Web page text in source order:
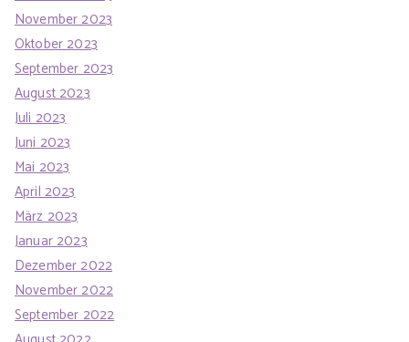
November 2023
Oktober 2023
September 2023
August 2023
Juli 2023
Juni 2023
Mai 2023
April 2023
März 2023
Januar 2023
Dezember 2022
November 2022
September 2022